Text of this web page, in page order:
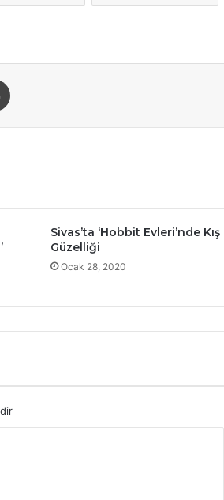
Sivas’ta ‘Hobbit Evleri’nde Kış
Güzelliği
Ocak 28, 2020